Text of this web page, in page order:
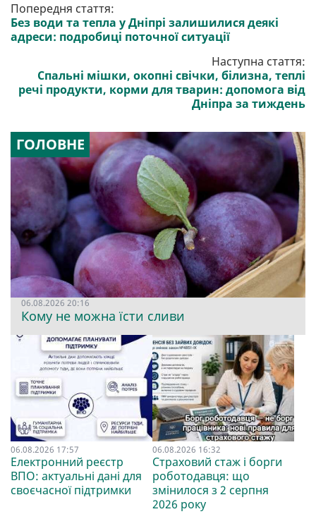
Попередня стаття:
Без води та тепла у Дніпрі залишилися деякі
адреси: подробиці поточної ситуації
Наступна стаття:
Спальні мішки, окопні свічки, білизна, теплі
речі продукти, корми для тварин: допомога від
Дніпра за тиждень
ГОЛОВНЕ
06.08.2026 20:16
Кому не можна їсти сливи
06.08.2026 17:57
Електронний реєстр
ВПО: актуальні дані для
своєчасної підтримки
06.08.2026 16:32
Страховий стаж і борги
роботодавця: що
змінилося з 2 серпня
2026 року